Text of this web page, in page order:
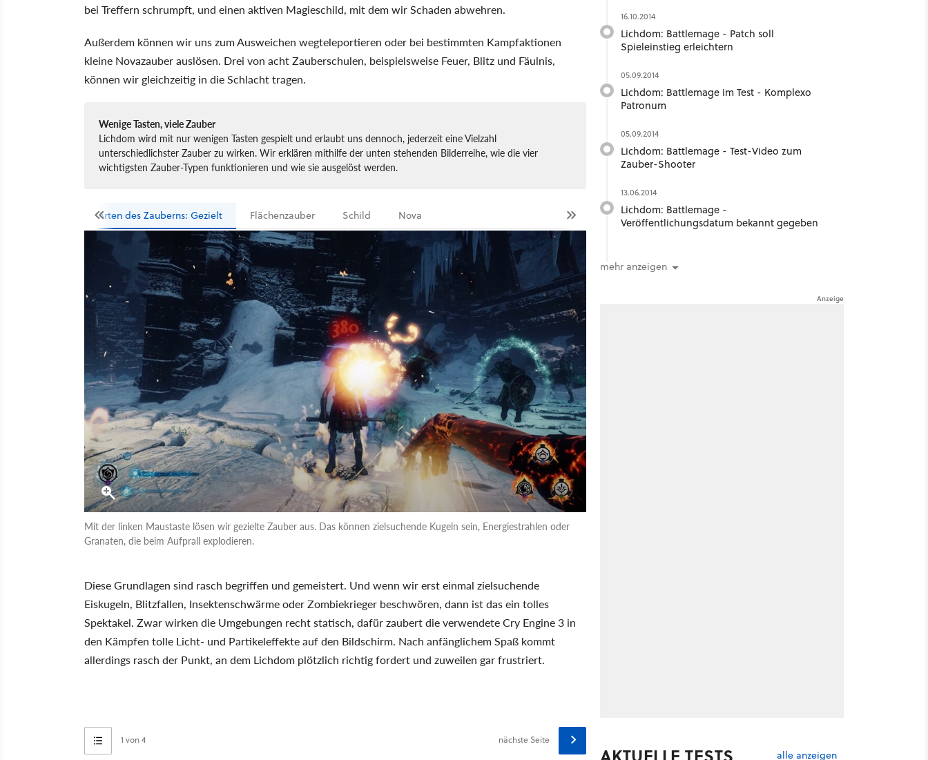
bei Treffern schrumpft, und einen aktiven Magieschild, mit dem wir Schaden abwehren.
Außerdem können wir uns zum Ausweichen wegteleportieren oder bei bestimmten Kampfaktionen
kleine Novazauber auslösen. Drei von acht Zauberschulen, beispielsweise Feuer, Blitz und Fäulnis,
können wir gleichzeitig in die Schlacht tragen.
Wenige Tasten, viele Zauber
Lichdom wird mit nur wenigen Tasten gespielt und erlaubt uns dennoch, jederzeit eine Vielzahl
unterschiedlichster Zauber zu wirken. Wir erklären mithilfe der unten stehenden Bilderreihe, wie die vier
wichtigsten Zauber-Typen funktionieren und wie sie ausgelöst werden.
Arten des Zauberns: Gezielt Flächenzauber Schild Nova
Mit der linken Maustaste lösen wir gezielte Zauber aus. Das können zielsuchende Kugeln sein, Energiestrahlen oder
Granaten, die beim Aufprall explodieren.
Diese Grundlagen sind rasch begriffen und gemeistert. Und wenn wir erst einmal zielsuchende
Eiskugeln, Blitzfallen, Insektenschwärme oder Zombiekrieger beschwören, dann ist das ein tolles
Spektakel. Zwar wirken die Umgebungen recht statisch, dafür zaubert die verwendete Cry Engine 3 in
den Kämpfen tolle Licht- und Partikeleffekte auf den Bildschirm. Nach anfänglichem Spaß kommt
allerdings rasch der Punkt, an dem Lichdom plötzlich richtig fordert und zuweilen gar frustriert.
1 von 4 nächste Seite
16.10.2014
Lichdom: Battlemage - Patch soll
Spieleinstieg erleichtern
05.09.2014
Lichdom: Battlemage im Test - Komplexo
Patronum
05.09.2014
Lichdom: Battlemage - Test-Video zum
Zauber-Shooter
13.06.2014
Lichdom: Battlemage -
Veröffentlichungsdatum bekannt gegeben
mehr anzeigen
alle anzeigen